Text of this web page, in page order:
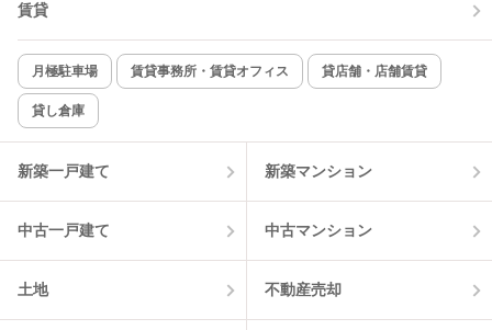
新着のみ インターネット無料
該当件数:
1件
賃貸
月極駐車場 賃貸事務所・賃貸オフィス 貸店舗・店舗賃貸
貸し倉庫
新築一戸建て 新築マンション
中古一戸建て 中古マンション
土地 不動産売却